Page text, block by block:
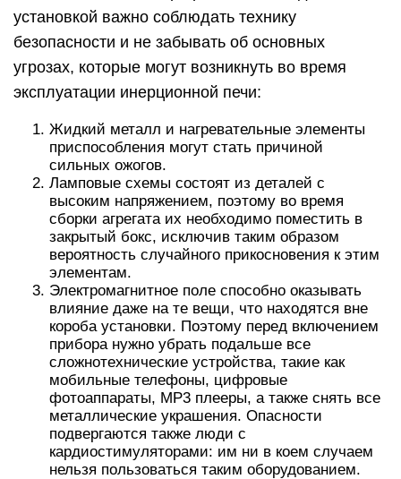
установкой важно соблюдать технику
безопасности и не забывать об основных
угрозах, которые могут возникнуть во время
эксплуатации инерционной печи:
Жидкий металл и нагревательные элементы
приспособления могут стать причиной
сильных ожогов.
Ламповые схемы состоят из деталей с
высоким напряжением, поэтому во время
сборки агрегата их необходимо поместить в
закрытый бокс, исключив таким образом
вероятность случайного прикосновения к этим
элементам.
Электромагнитное поле способно оказывать
влияние даже на те вещи, что находятся вне
короба установки. Поэтому перед включением
прибора нужно убрать подальше все
сложнотехнические устройства, такие как
мобильные телефоны, цифровые
фотоаппараты, MP3 плееры, а также снять все
металлические украшения. Опасности
подвергаются также люди с
кардиостимуляторами: им ни в коем случаем
нельзя пользоваться таким оборудованием.